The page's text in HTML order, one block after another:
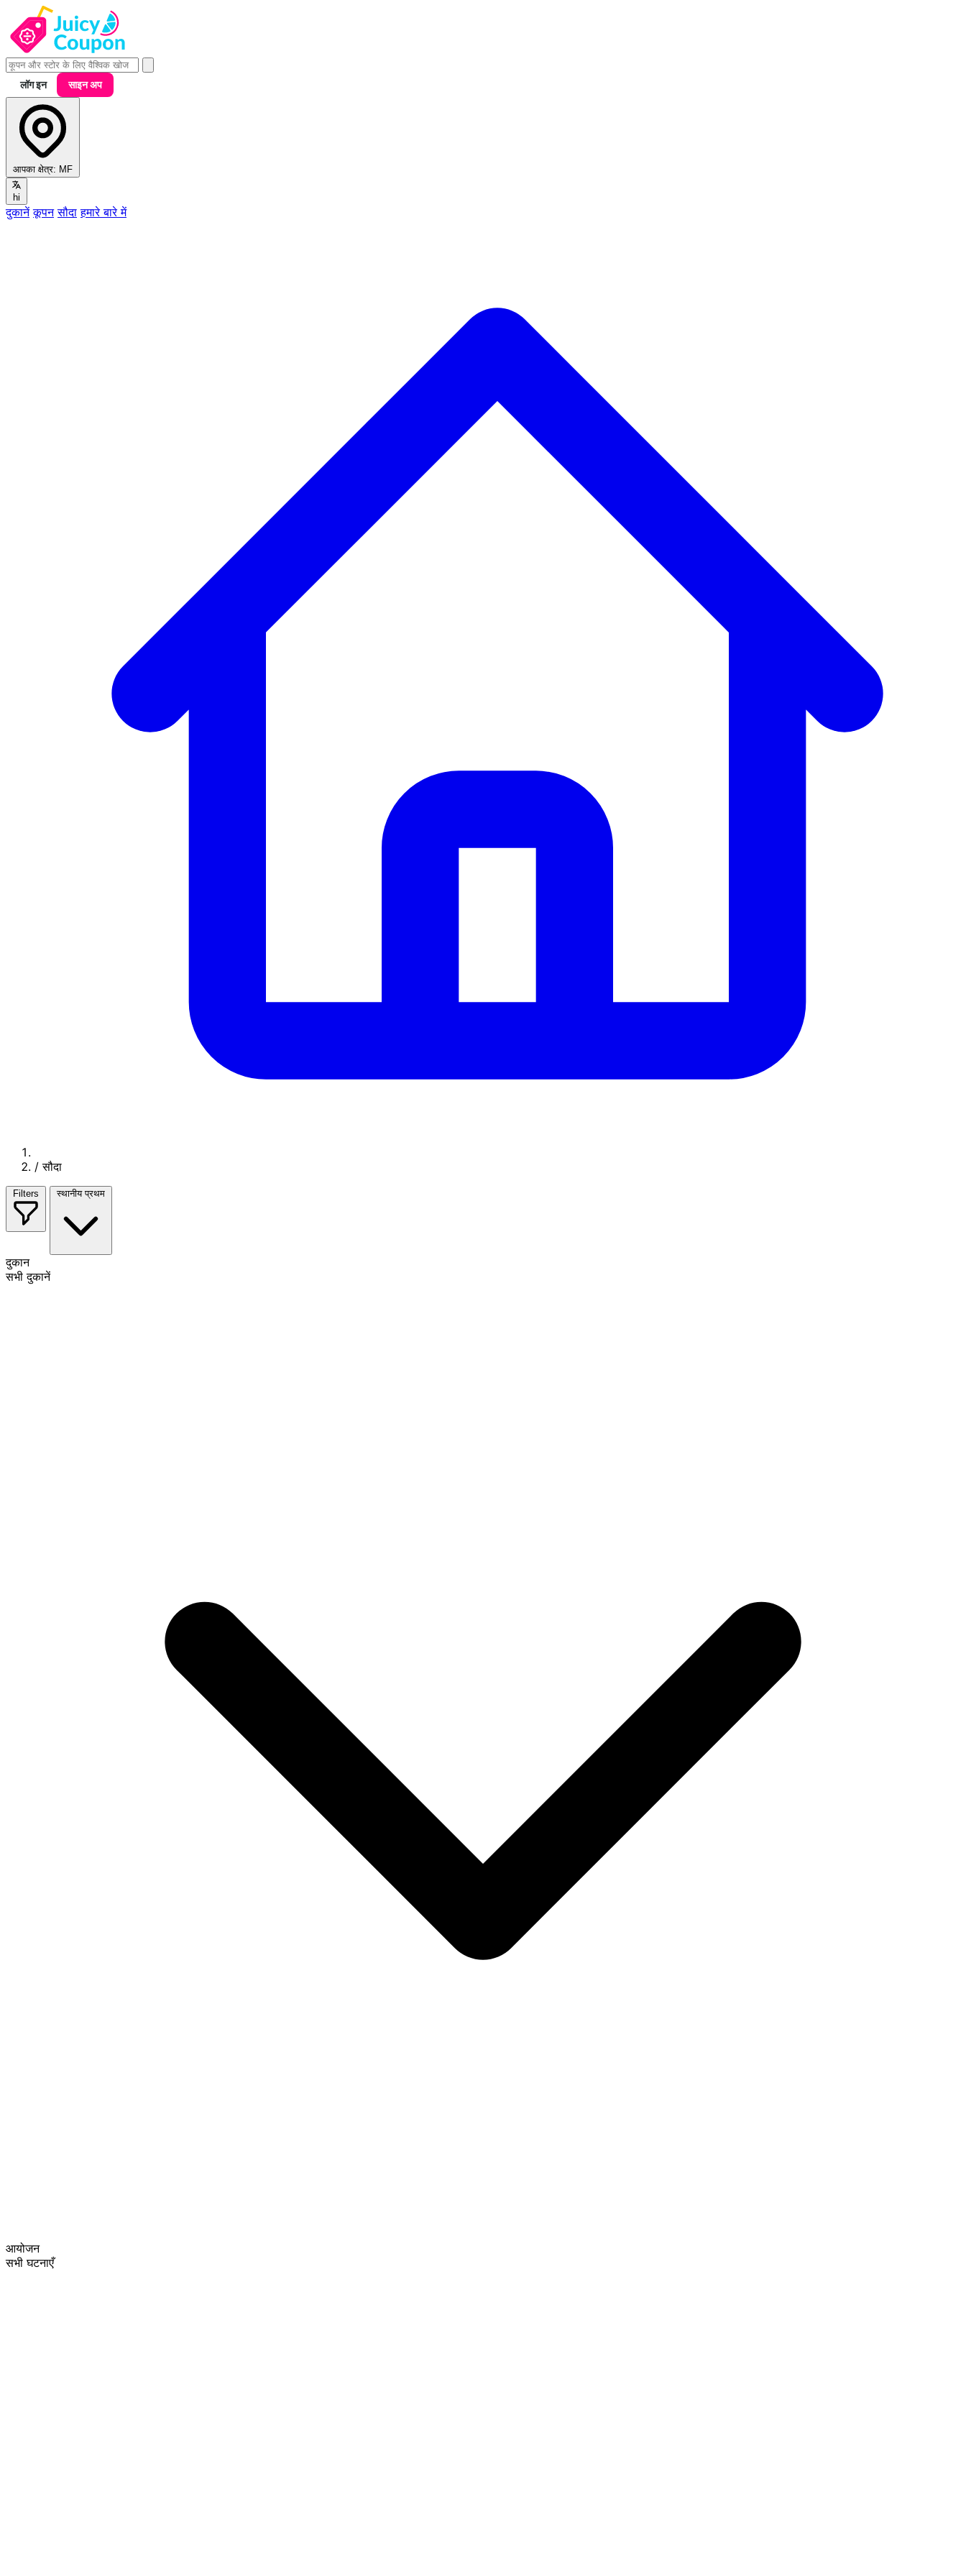
लॉग इन साइन अप
आपका क्षेत्र: MF
hi
दुकानें कूपन सौदा हमारे बारे में
/ सौदा
Filters स्थानीय प्रथम
दुकान
सभी दुकानें
आयोजन
सभी घटनाएँ